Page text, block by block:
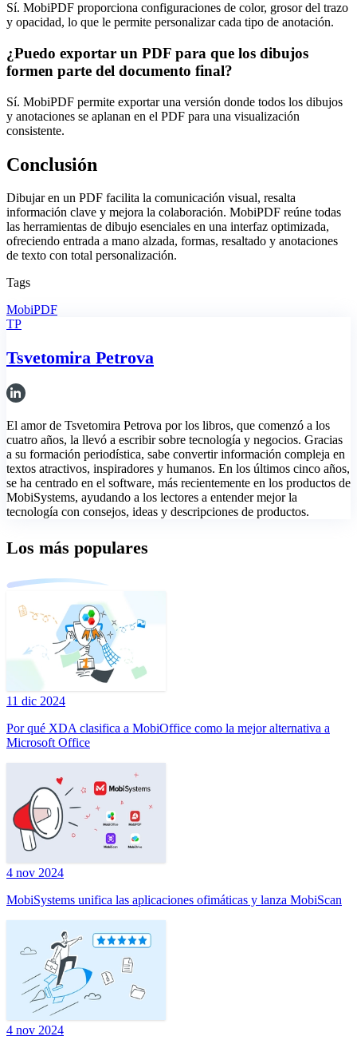
Sí. MobiPDF proporciona configuraciones de color, grosor del trazo
y opacidad, lo que le permite personalizar cada tipo de anotación.
¿Puedo exportar un PDF para que los dibujos
formen parte del documento final?
Sí. MobiPDF permite exportar una versión donde todos los dibujos
y anotaciones se aplanan en el PDF para una visualización
consistente.
Conclusión
Dibujar en un PDF facilita la comunicación visual, resalta
información clave y mejora la colaboración. MobiPDF reúne todas
las herramientas de dibujo esenciales en una interfaz optimizada,
ofreciendo entrada a mano alzada, formas, resaltado y anotaciones
de texto con total personalización.
Tags
MobiPDF
TP
Tsvetomira Petrova
El amor de Tsvetomira Petrova por los libros, que comenzó a los
cuatro años, la llevó a escribir sobre tecnología y negocios. Gracias
a su formación periodística, sabe convertir información compleja en
textos atractivos, inspiradores y humanos. En los últimos cinco años,
se ha centrado en el software, más recientemente en los productos de
MobiSystems, ayudando a los lectores a entender mejor la
tecnología con consejos, ideas y descripciones de productos.
Los más populares
11 dic 2024
Por qué XDA clasifica a MobiOffice como la mejor alternativa a
Microsoft Office
4 nov 2024
MobiSystems unifica las aplicaciones ofimáticas y lanza MobiScan
4 nov 2024